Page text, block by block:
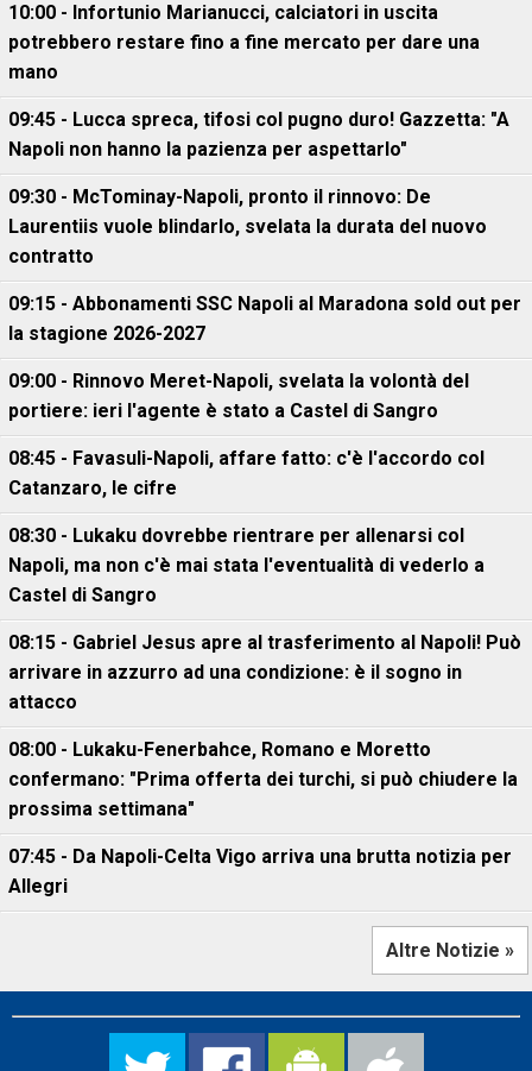
10:00 - Infortunio Marianucci, calciatori in uscita
potrebbero restare fino a fine mercato per dare una
mano
09:45 - Lucca spreca, tifosi col pugno duro! Gazzetta: "A
Napoli non hanno la pazienza per aspettarlo"
09:30 - McTominay-Napoli, pronto il rinnovo: De
Laurentiis vuole blindarlo, svelata la durata del nuovo
contratto
09:15 - Abbonamenti SSC Napoli al Maradona sold out per
la stagione 2026-2027
09:00 - Rinnovo Meret-Napoli, svelata la volontà del
portiere: ieri l'agente è stato a Castel di Sangro
08:45 - Favasuli-Napoli, affare fatto: c'è l'accordo col
Catanzaro, le cifre
08:30 - Lukaku dovrebbe rientrare per allenarsi col
Napoli, ma non c'è mai stata l'eventualità di vederlo a
Castel di Sangro
08:15 - Gabriel Jesus apre al trasferimento al Napoli! Può
arrivare in azzurro ad una condizione: è il sogno in
attacco
08:00 - Lukaku-Fenerbahce, Romano e Moretto
confermano: "Prima offerta dei turchi, si può chiudere la
prossima settimana"
07:45 - Da Napoli-Celta Vigo arriva una brutta notizia per
Allegri
Altre Notizie »